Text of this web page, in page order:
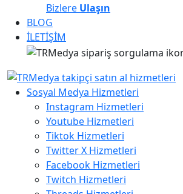
Bizlere Ulaşın
BLOG
İLETİŞİM
Sosyal Medya Hizmetleri
Instagram Hizmetleri
Youtube Hizmetleri
Tiktok Hizmetleri
Twitter X Hizmetleri
Facebook Hizmetleri
Twitch Hizmetleri